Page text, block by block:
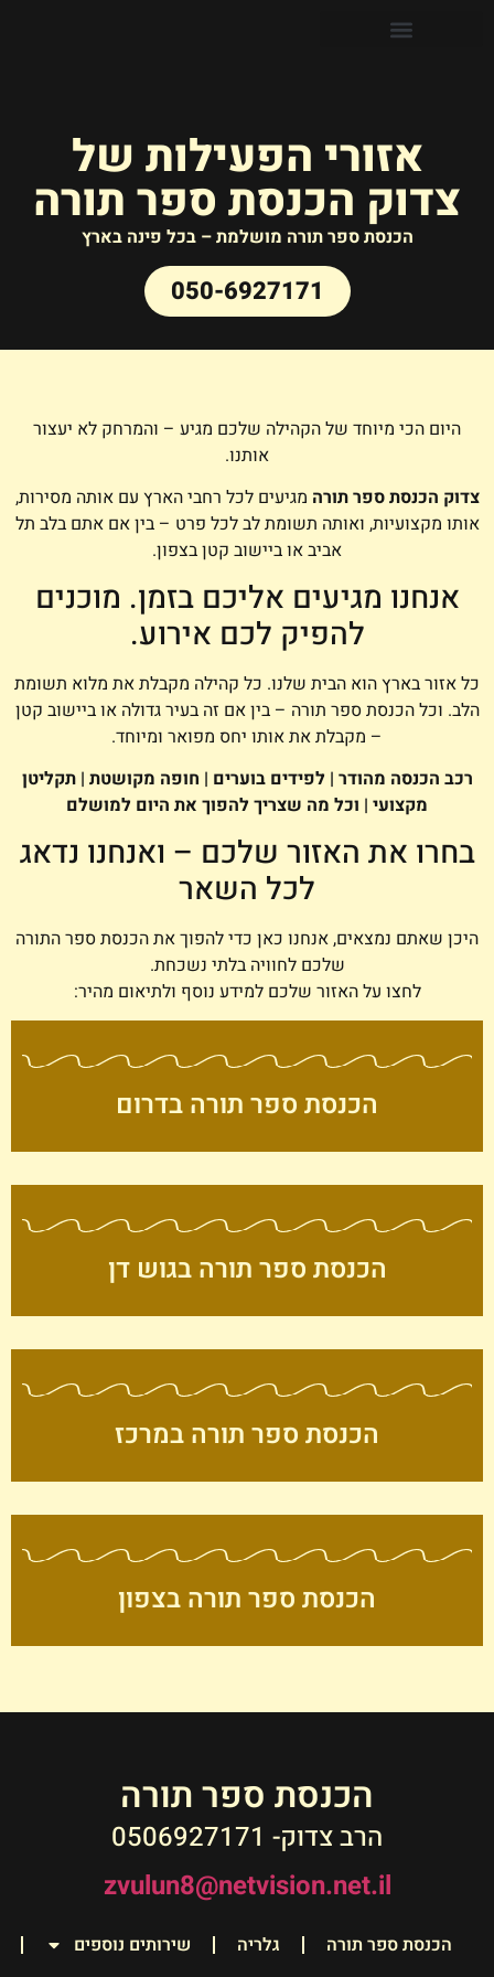
אזורי הפעילות של
צדוק הכנסת ספר תורה
הכנסת ספר תורה מושלמת – בכל פינה בארץ
050-6927171
היום הכי מיוחד של הקהילה שלכם מגיע – והמרחק לא יעצור
אותנו.
צדוק הכנסת ספר תורה מגיעים לכל רחבי הארץ עם אותה מסירות,
אותו מקצועיות, ואותה תשומת לב לכל פרט – בין אם אתם בלב תל
אביב או ביישוב קטן בצפון.
אנחנו מגיעים אליכם בזמן. מוכנים
להפיק לכם אירוע.
כל אזור בארץ הוא הבית שלנו. כל קהילה מקבלת את מלוא תשומת
הלב. וכל הכנסת ספר תורה – בין אם זה בעיר גדולה או ביישוב קטן
– מקבלת את אותו יחס מפואר ומיוחד.
רכב הכנסה מהודר | לפידים בוערים | חופה מקושטת | תקליטן
מקצועי | וכל מה שצריך להפוך את היום למושלם
בחרו את האזור שלכם – ואנחנו נדאג
לכל השאר
היכן שאתם נמצאים, אנחנו כאן כדי להפוך את הכנסת ספר התורה
שלכם לחוויה בלתי נשכחת.
לחצו על האזור שלכם למידע נוסף ולתיאום מהיר:
הכנסת ספר תורה בדרום
הכנסת ספר תורה בגוש דן
הכנסת ספר תורה במרכז
הכנסת ספר תורה בצפון
הכנסת ספר תורה
הרב צדוק- 0506927171
zvulun8@netvision.net.il
הכנסת ספר תורה גלריה שירותים נוספים